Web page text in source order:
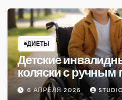
ДИЕТЫ
Детские
коляски с ручным
6 АПРЕЛЯ 2026